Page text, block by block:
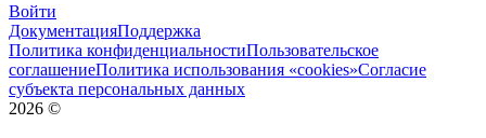
Войти
ДокументацияПоддержка
Политика конфиденциальностиПользовательское
соглашениеПолитика использования «cookies»Согласие
субъекта персональных данных
2026 ©